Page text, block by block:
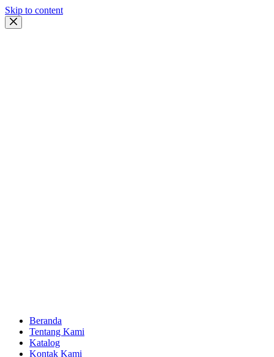
Skip to content
Beranda
Tentang Kami
Katalog
Kontak Kami